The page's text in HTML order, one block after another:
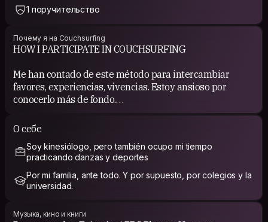
1 поручительство
Почему я на Couchsurfing
HOW I PARTICIPATE IN COUCHSURFING
Me han contado de este método para intercambiar
favores, experiencias, vivencias. Estoy ansioso por
conocerlo más de fondo.
COUCHSURFING EXPERIENCE
He conocido gente maravillosa!
О себе
Soy kinesiólogo, pero también ocupo mi tiempo
practicando danzas y deportes
Por mi familia, ante todo. Y por supuesto, por colegios y la
universidad.
Музыка, кино и книги